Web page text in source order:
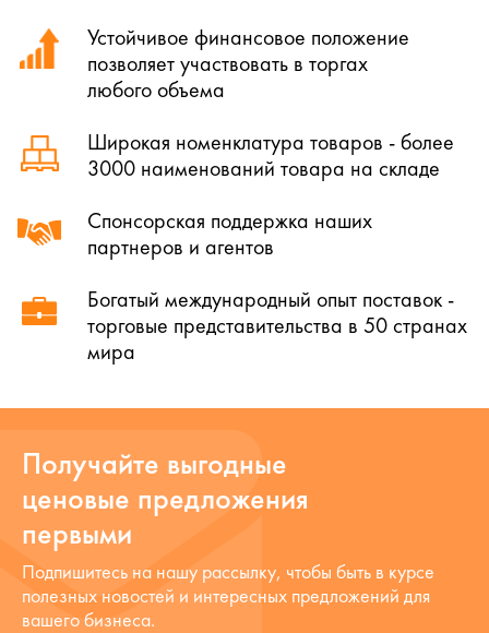
Устойчивое финансовое положение
позволяет участвовать в торгах
любого объема
Широкая номенклатура товаров - более
3000 наименований товара на складе
Спонсорская поддержка наших
партнеров и агентов
Богатый международный опыт поставок -
торговые представительства в 50 странах
мира
Получайте выгодные
ценовые предложения
первыми
Подпишитесь на нашу рассылку, чтобы быть в курсе
полезных новостей и интересных предложений для
вашего бизнеса.